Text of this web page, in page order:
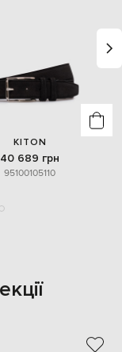
KITON
40 689 грн
95100105110